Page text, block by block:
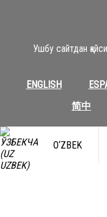
Ушбу сайтдан
ENGLISH
简中
O‘ZBEK